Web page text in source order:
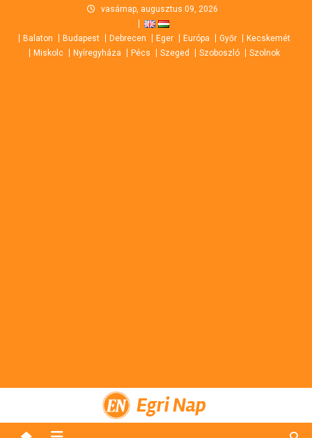
content
vasárnap, augusztus 09, 2026
Balaton Budapest Debrecen Eger Európa Győr
Kecskemét
Miskolc
Nyíregyháza Pécs Szeged Szoboszló Szolnok
Egri Nap